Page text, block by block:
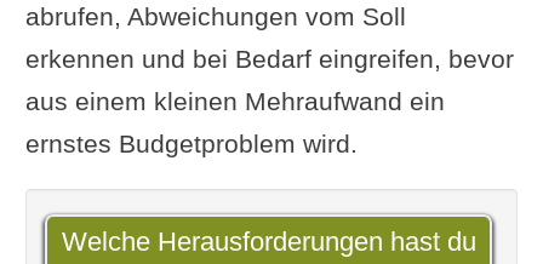
abrufen, Abweichungen vom Soll
erkennen und bei Bedarf eingreifen, bevor
aus einem kleinen Mehraufwand ein
ernstes Budgetproblem wird.
Welche Herausforderungen hast du